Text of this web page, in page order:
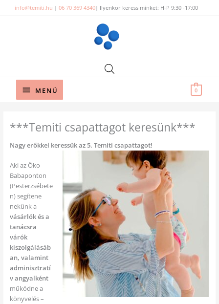
to
info@temiti.hu | 06 70 369 4340| Ilyenkor keress minket: H-P 9:30 -17:00
Below
MENÜ 0
***Temiti csapattagot keresünk***
Nagy erőkkel keressük az 5. Temiti csapattagot!
Aki az Öko
Babaponton
(Pesterzsébete
n) segítene
nekünk a
vásárlók és a
tanácsra
várók
kiszolgálásáb
an, valamint
adminisztratí
v angyalként
működne a
könyvelés –